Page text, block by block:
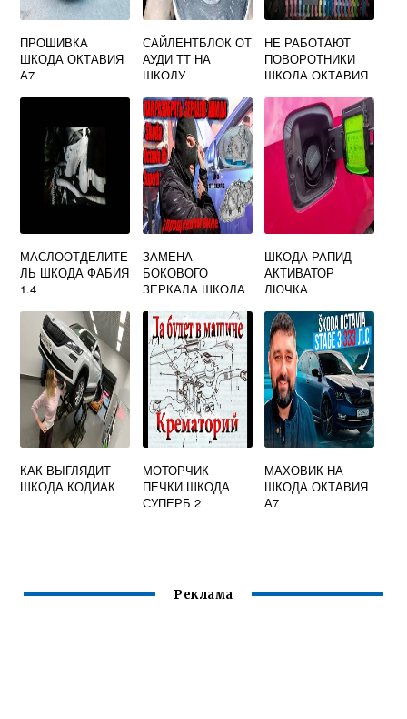
ПРОШИВКА
ШКОДА ОКТАВИЯ
А7
САЙЛЕНТБЛОК ОТ
АУДИ ТТ НА
ШКОДУ
НЕ РАБОТАЮТ
ПОВОРОТНИКИ
ШКОДА ОКТАВИЯ
МАСЛООТДЕЛИТЕ
ЛЬ ШКОДА ФАБИЯ
1.4
ЗАМЕНА
БОКОВОГО
ЗЕРКАЛА ШКОДА
ШКОДА РАПИД
АКТИВАТОР
ЛЮЧКА
КАК ВЫГЛЯДИТ
ШКОДА КОДИАК
МОТОРЧИК
ПЕЧКИ ШКОДА
СУПЕРБ 2
МАХОВИК НА
ШКОДА ОКТАВИЯ
А7
Реклама